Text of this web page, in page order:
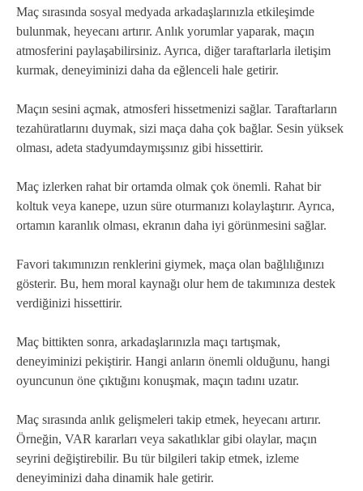
Maç sırasında sosyal medyada arkadaşlarınızla etkileşimde
bulunmak, heyecanı artırır. Anlık yorumlar yaparak, maçın
atmosferini paylaşabilirsiniz. Ayrıca, diğer taraftarlarla iletişim
kurmak, deneyiminizi daha da eğlenceli hale getirir.
Maçın sesini açmak, atmosferi hissetmenizi sağlar. Taraftarların
tezahüratlarını duymak, sizi maça daha çok bağlar. Sesin yüksek
olması, adeta stadyumdaymışsınız gibi hissettirir.
Maç izlerken rahat bir ortamda olmak çok önemli. Rahat bir
koltuk veya kanepe, uzun süre oturmanızı kolaylaştırır. Ayrıca,
ortamın karanlık olması, ekranın daha iyi görünmesini sağlar.
Favori takımınızın renklerini giymek, maça olan bağlılığınızı
gösterir. Bu, hem moral kaynağı olur hem de takımınıza destek
verdiğinizi hissettirir.
Maç bittikten sonra, arkadaşlarınızla maçı tartışmak,
deneyiminizi pekiştirir. Hangi anların önemli olduğunu, hangi
oyuncunun öne çıktığını konuşmak, maçın tadını uzatır.
Maç sırasında anlık gelişmeleri takip etmek, heyecanı artırır.
Örneğin, VAR kararları veya sakatlıklar gibi olaylar, maçın
seyrini değiştirebilir. Bu tür bilgileri takip etmek, izleme
deneyiminizi daha dinamik hale getirir.